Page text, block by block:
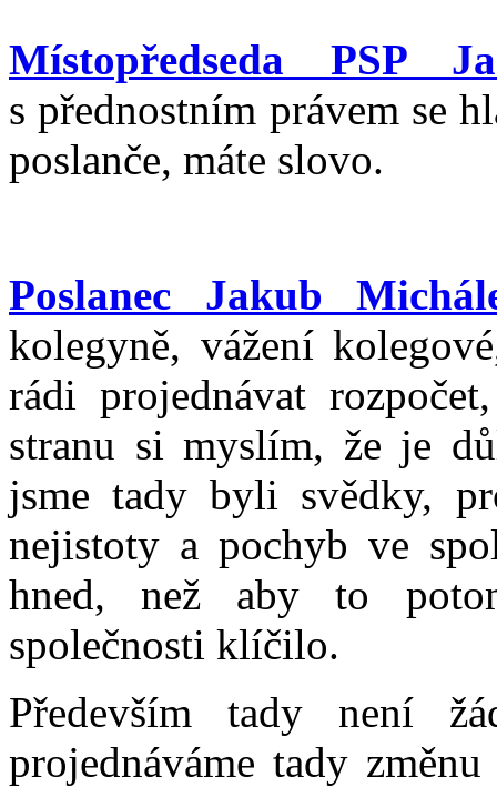
Místopředseda PSP
s přednostním právem se
poslanče, máte slovo.
Poslanec Jakub
kolegyně, vážení
rádi projednávat
stranu si myslím, že je
jsme tady byli svědky,
nejistoty a pochyb ve
hned, než aby to
společnosti klíčilo.
Především tady není
projednáváme tady